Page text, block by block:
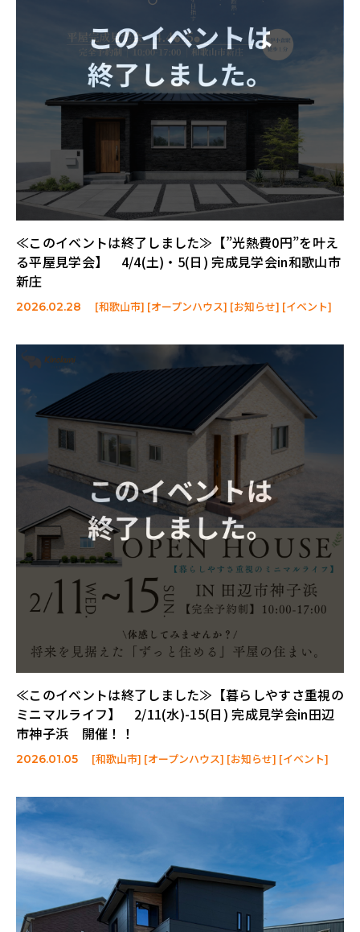
≪このイベントは終了しました≫【”光熱費0円”を叶え
る平屋見学会】 4/4(土)・5(日) 完成見学会in和歌山市
新庄
2026.02.28 [和歌山市] [オープンハウス] [お知らせ] [イベント]
≪このイベントは終了しました≫【暮らしやすさ重視の
ミニマルライフ】 2/11(水)-15(日) 完成見学会in田辺
市神子浜 開催！！
2026.01.05 [和歌山市] [オープンハウス] [お知らせ] [イベント]